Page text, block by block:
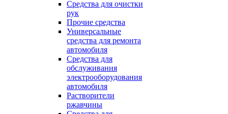
Средства для очистки
рук
Прочие средства
Универсальные
средства для ремонта
автомобиля
Средства для
обслуживания
электрооборудования
автомобиля
Растворители
ржавчины